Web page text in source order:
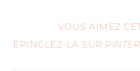
VOUS AIMEZ
EPINGLEZ-LA SUR